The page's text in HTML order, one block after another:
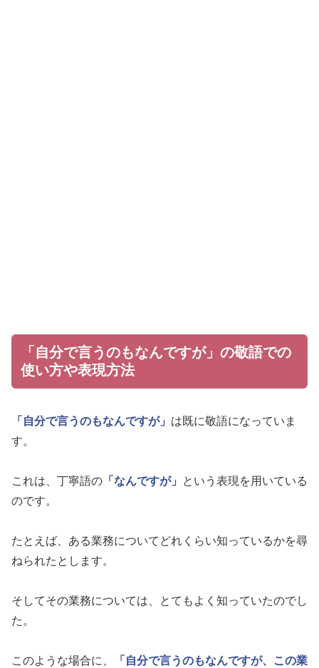
「自分で言うのもなんですが」の敬語での
使い方や表現方法
「自分で言うのもなんですが」 は既に敬語になっていま
す。
これは、丁寧語の 「なんですが」
という表現を用いている
のです。
たとえば、ある業務についてどれくらい知っているかを尋
ねられたとします。
そしてその業務については、とてもよく知っていたのでし
た。
このような場合に、
「自分で言うのもなんですが、この業